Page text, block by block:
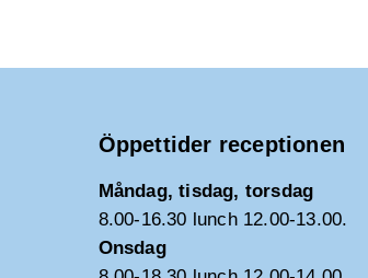
Öppettider receptionen
Måndag, tisdag, torsdag
8.00-16.30 lunch 12.00-13.00.
Onsdag